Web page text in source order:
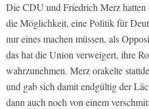
Die CDU und Friedrich Merz
die Möglichkeit, eine Politik für
nur eines machen müssen, als
das hat die Union verweigert, ihre
wahrzunehmen. Merz orakelte
und gab sich damit endgültig der
dann auch noch von einem